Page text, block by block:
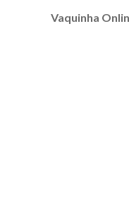
Vaquinha